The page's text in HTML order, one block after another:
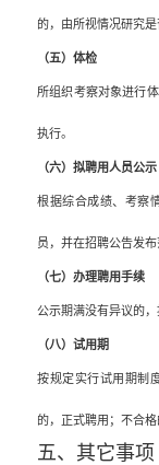
的，由所视情况研究
（五）体检
所组织考察对象进行
执行。
（六）拟聘用人员公示
根据综合成绩、考察
员，并在招聘公告发
（七）办理聘用手续
公示期满没有异议的
（八）试用期
按规定实行试用期制
的，正式聘用；不合格
五、其它事项